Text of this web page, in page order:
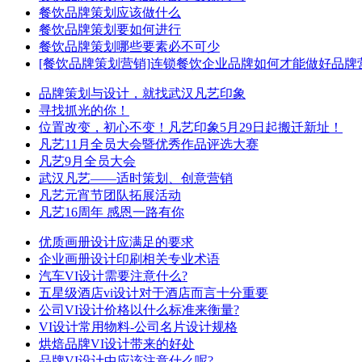
餐饮品牌策划应该做什么
餐饮品牌策划要如何进行
餐饮品牌策划哪些要素必不可少
[餐饮品牌策划营销]连锁餐饮企业品牌如何才能做好品牌
品牌策划与设计，就找武汉凡艺印象
寻找抓光的你！
位置改变，初心不变！凡艺印象5月29日起搬迁新址！
凡艺11月全员大会暨优秀作品评选大赛
凡艺9月全员大会
武汉凡艺——适时策划、创意营销
凡艺元宵节团队拓展活动
凡艺16周年 感恩一路有你
优质画册设计应满足的要求
企业画册设计印刷相关专业术语
汽车VI设计需要注意什么?
五星级酒店vi设计对于酒店而言十分重要
公司VI设计价格以什么标准来衡量?
VI设计常用物料-公司名片设计规格
烘焙品牌VI设计带来的好处